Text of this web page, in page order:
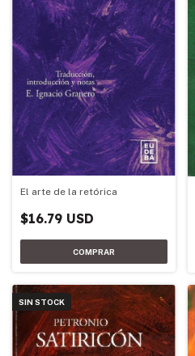
El arte de la retórica
$16.79 USD
SIN STOCK